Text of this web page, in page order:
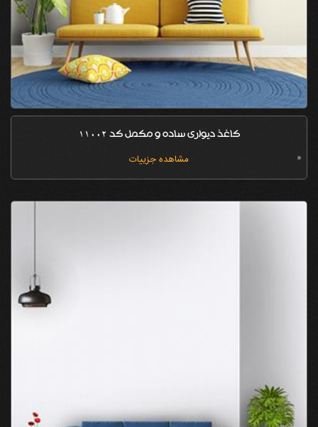
کاغذ دیواری ساده و مکمل کد 11002
مشاهده جزییات